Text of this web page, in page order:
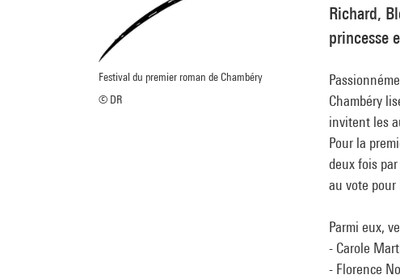
Festival du premier roman de Chambéry
© DR
Richard,
princesse
Chambéry
invitent les
Pour la
deux fois
au vote pour
Parmi eux,
- Carole
- Florence